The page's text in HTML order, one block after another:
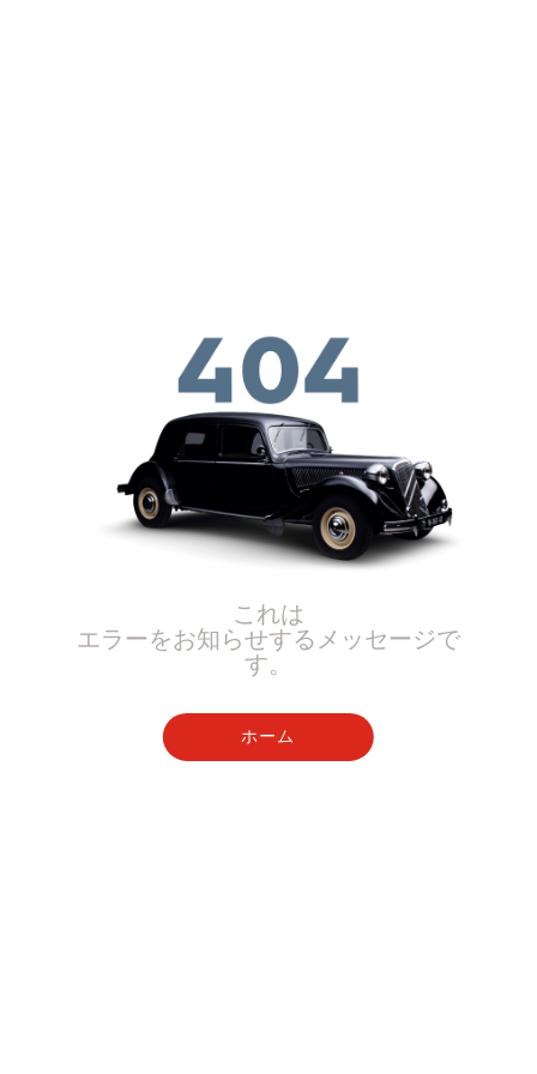
これは
エラーをお知らせするメッセージで
す。
ホーム